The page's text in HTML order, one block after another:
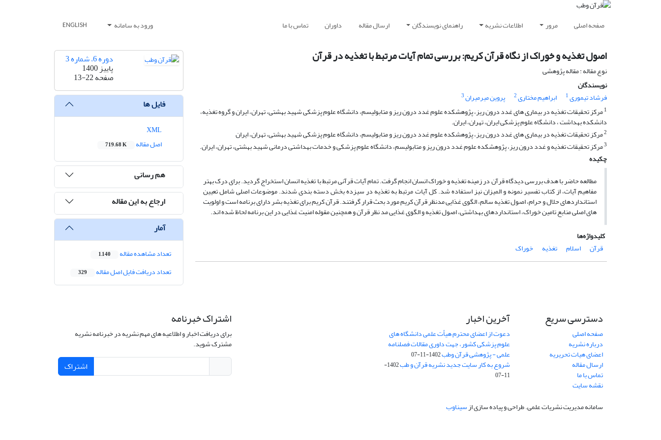
صفحه اصلی مرور اطلاعات نشریه راهنمای نویسندگان ارسال مقاله داوران تماس با ما ورود به سامانه ENGLISH
اصول تغذیه و خوراک از نگاه قرآن کریم: بررسی تمام آیات مرتبط با تغذیه در قرآن
نوع مقاله : مقاله پژوهشی
نویسندگان
فرشاد تیموری1 ابراهیم مختاری2 پروین میرمیران3
1مرکز تحقیقات تغذیه در بیماری های غدد درون ریز، پژوهشکده علوم غدد درون ریز و متابولیسم، دانشگاه علوم پزشکی شهید بهشتی، تهران، ایران و گروه تغذیه،
دانشکده بهداشت ، دانشگاه علوم پزشکی ایران، تهران، ایران.
2مرکز تحقیقات تغذیه در بیماری های غدد درون ریز، پژوهشکده علوم غدد درون ریز و متابولیسم، دانشگاه علوم پزشکی شهید بهشتی، تهران، ایران
3مرکز تحقیقات تغذیه و غدد درون ریز، پژوهشکده علوم غدد درون ریز و متابولیسم، دانشگاه علوم پزشکی و خدمات بهداشتی درمانی شهید بهشتی، تهران، ایران.
چکیده
مطالعه حاضر با هدف بررسی دیدگاه قرآن در زمینه تغذیه و خوراک انسان انجام گرفت. تمام آیات قرآنی مرتبط با تغذیه انسان استخراج گردید. برای درک بهتر
مفاهیم آیات، از کتاب تفسیر نمونه و المیزان نیز استفاده شد. کل آیات مرتبط به تغذیه در سیزده بخش دسته بندی شدند. موضوعات اصلی شامل تعیین
استانداردهای حلال و حرام، اصول تغذیه سالم، الگوی غذایی مدنظر قرآن کریم مورد بحث قرار گرفتند. قرآن کریم برای تغذیه بشر دارای برنامه است و اولویت
های اصلی منابع تامین خوراک، استانداردهای بهداشتی، اصول تغذیه و الگوی غذایی مد نظر قرآن و همچنین مقوله امنیت غذایی در این برنامه لحاظ شده اند.
کلیدواژه‌ها
قرآن
اسلام تغذیه خوراک
دوره 6، شماره 3
پاییز 1400
صفحه13-22
فایل ها
اصل مقاله
719.68 K
هم رسانی
ارجاع به این مقاله
آمار
تعداد مشاهده مقاله 1,140
تعداد دریافت فایل اصل مقاله 329
دسترسی سریع
صفحه اصلی
درباره نشریه
اعضای هیات تحریریه
ارسال مقاله
تماس با ما
نقشه سایت
آخرین اخبار
دعوت از اعضای محترم هیأت علمی دانشگاه های
علوم پزشکی کشور، جهت داوری مقالات فصلنامه
علمی - پژوهشی قرآن وطب1402-11-07
شروع به کار سایت جدید نشریه قرآن و طب
1402-
11-07
اشتراک خبرنامه
برای دریافت اخبار و اطلاعیه های مهم نشریه در خبرنامه نشریه
مشترک شوید.
اشتراک
سامانه مدیریت نشریات علمی.طراحی و پیاده سازی ازسیناوب